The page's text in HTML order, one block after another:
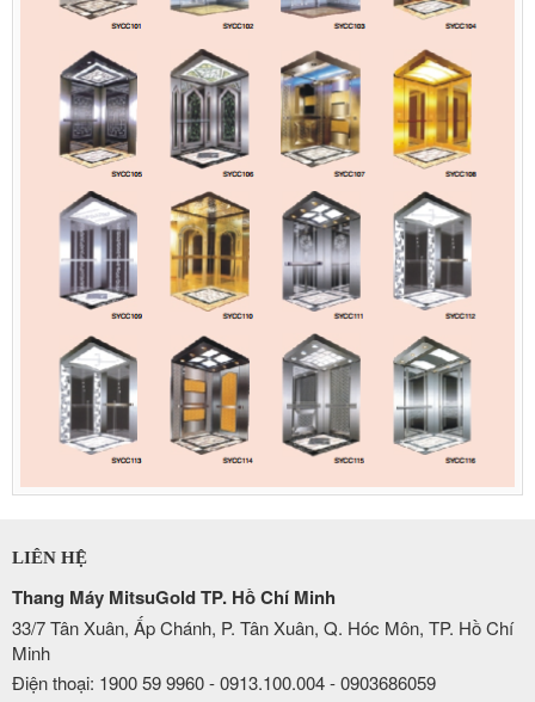
LIÊN HỆ
Thang Máy MitsuGold TP. Hồ Chí Minh
33/7 Tân Xuân, Ấp Chánh, P. Tân Xuân, Q. Hóc Môn, TP. Hồ Chí
Minh
Điện thoại: 1900 59 9960 - 0913.100.004 - 0903686059